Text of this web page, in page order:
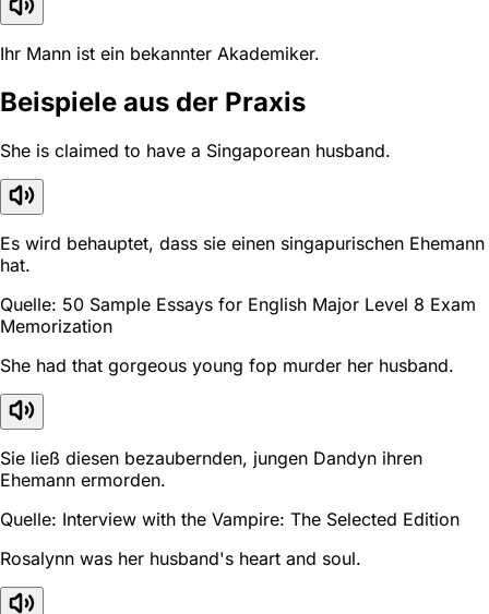
Ihr Mann ist ein bekannter Akademiker.
Beispiele aus der Praxis
She is claimed to have a Singaporean husband.
Es wird behauptet, dass sie einen singapurischen Ehemann
hat.
Quelle: 50 Sample Essays for English Major Level 8 Exam
Memorization
She had that gorgeous young fop murder her husband.
Sie ließ diesen bezaubernden, jungen Dandyn ihren
Ehemann ermorden.
Quelle: Interview with the Vampire: The Selected Edition
Rosalynn was her husband's heart and soul.